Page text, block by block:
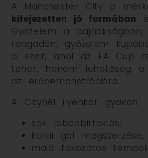
A Manchester City a
kifejezetten jó formában
Győzelem a bajnokságban,
rangadón, győzelem
a szint, ahol az FA Cup
teher, hanem lehetőség
az erődemonstrációra.
A Citynél ilyenkor gyakori:
sok labdabirtoklás,
korai gól megszerzése,
majd fokozatos